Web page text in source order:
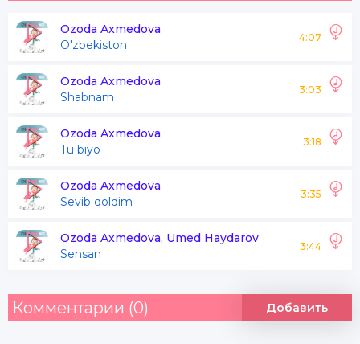
Ozoda Axmedova
O'zbekiston
4:07
Ozoda Axmedova
Shabnam
3:03
Ozoda Axmedova
Tu biyo
3:18
Ozoda Axmedova
Sevib qoldim
3:35
Ozoda Axmedova, Umed Haydarov
Sensan
3:44
Комментарии (0) Добавить